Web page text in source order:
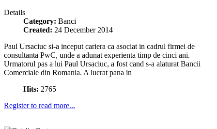
Details
Category: Banci
Created: 24 December 2014
Paul Ursaciuc si-a inceput cariera ca asociat in cadrul firmei de
consultanta PwC, unde a adunat experienta timp de cinci ani.
Urmatorul pas a lui Paul Ursaciuc, a fost cand s-a alaturat Bancii
Comerciale din Romania. A lucrat pana in
Hits: 2765
Register to read more...